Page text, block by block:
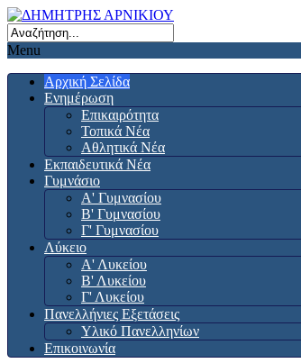
Menu
Αρχική Σελίδα
Ενημέρωση
Επικαιρότητα
Τοπικά Νέα
Αθλητικά Νέα
Εκπαιδευτικά Νέα
Γυμνάσιο
Α' Γυμνασίου
Β' Γυμνασίου
Γ' Γυμνασίου
Λύκειο
Α' Λυκείου
Β' Λυκείου
Γ' Λυκείου
Πανελλήνιες Εξετάσεις
Υλικό Πανελληνίων
Επικοινωνία